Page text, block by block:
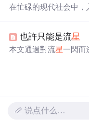
在忙碌的现代社会中，
提醒我们在忙碌中放慢
也許只能是流星
本文通過對流星一閃而
说点什么…